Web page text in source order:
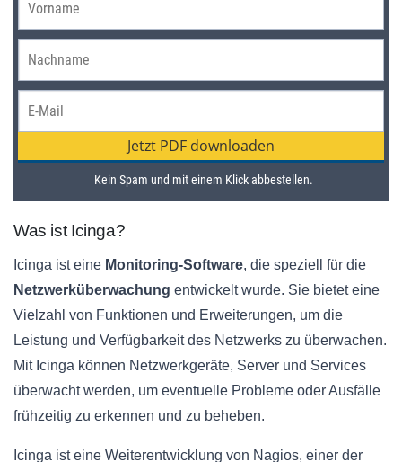
Was ist Icinga?
Icinga ist eine Monitoring-Software, die speziell für die
Netzwerküberwachung entwickelt wurde. Sie bietet eine
Vielzahl von Funktionen und Erweiterungen, um die
Leistung und Verfügbarkeit des Netzwerks zu überwachen.
Mit Icinga können Netzwerkgeräte, Server und Services
überwacht werden, um eventuelle Probleme oder Ausfälle
frühzeitig zu erkennen und zu beheben.
Icinga ist eine Weiterentwicklung von Nagios, einer der